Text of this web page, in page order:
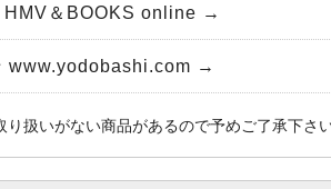
＆BOOKS online →
→
扱いがない商品があるので予めご了承下さい